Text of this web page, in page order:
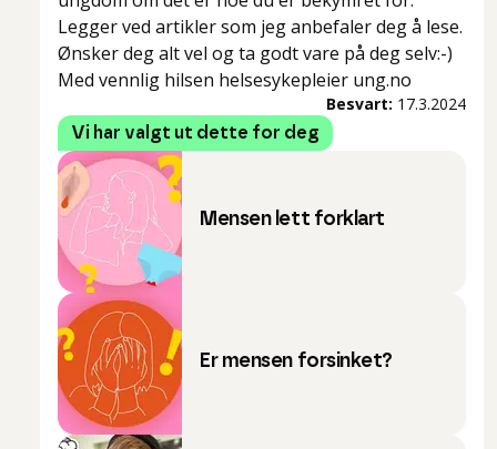
Legger ved artikler som jeg anbefaler deg å lese.
Ønsker deg alt vel og ta godt vare på deg selv:-)
Med vennlig hilsen helsesykepleier ung.no
Besvart: 17.3.2024
Vi har valgt ut dette for deg
Mensen lett forklart
Er mensen forsinket?